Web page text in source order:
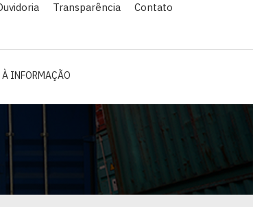
Transparência Contato
À INFORMAÇÃO